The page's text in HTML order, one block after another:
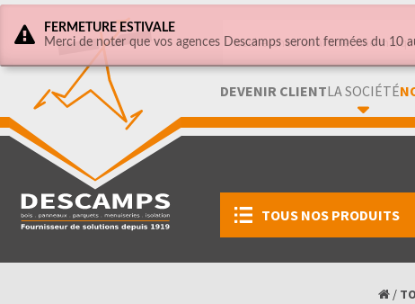
DEVENIR CLIENTLA SOCIÉTÉ
TOUS NOS PRODUITS
/
FERMETURE ESTIVALE
Merci de noter que vos agences Descamps seront fermées du